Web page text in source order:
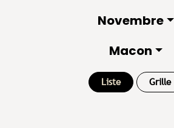
Novembre
Macon
Liste Grille